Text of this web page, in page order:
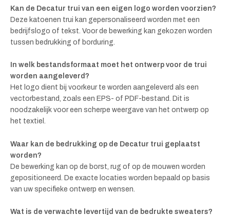
Kan de Decatur trui van een eigen logo worden voorzien?
Deze katoenen trui kan gepersonaliseerd worden met een
bedrijfslogo of tekst. Voor de bewerking kan gekozen worden
tussen bedrukking of borduring.
In welk bestandsformaat moet het ontwerp voor de trui
worden aangeleverd?
Het logo dient bij voorkeur te worden aangeleverd als een
vectorbestand, zoals een EPS- of PDF-bestand. Dit is
noodzakelijk voor een scherpe weergave van het ontwerp op
het textiel.
Waar kan de bedrukking op de Decatur trui geplaatst
worden?
De bewerking kan op de borst, rug of op de mouwen worden
gepositioneerd. De exacte locaties worden bepaald op basis
van uw specifieke ontwerp en wensen.
Wat is de verwachte levertijd van de bedrukte sweaters?